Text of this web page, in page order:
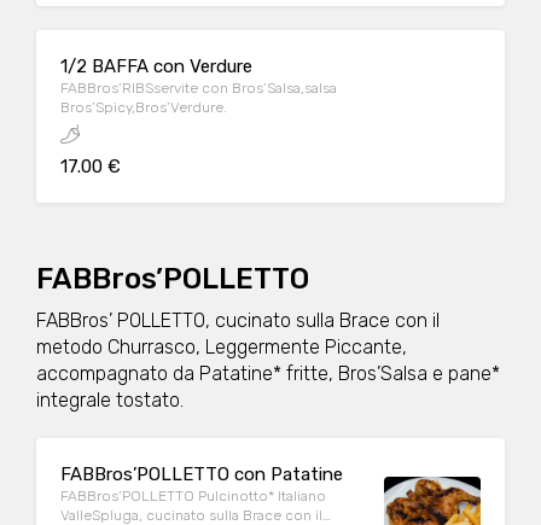
1/2 BAFFA con Verdure
FABBros’RIBSservite con Bros’Salsa,salsa
Bros’Spicy,Bros’Verdure.
17.00 €
FABBros’POLLETTO
FABBros’ POLLETTO, cucinato sulla Brace con il
metodo Churrasco, Leggermente Piccante,
accompagnato da Patatine* fritte, Bros’Salsa e pane*
integrale tostato.
FABBros’POLLETTO con Patatine
FABBros’POLLETTO Pulcinotto* Italiano
ValleSpluga, cucinato sulla Brace con il